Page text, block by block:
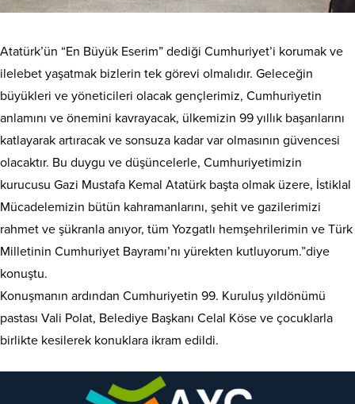
Atatürk’ün “En Büyük Eserim” dediği Cumhuriyet’i korumak ve
ilelebet yaşatmak bizlerin tek görevi olmalıdır. Geleceğin
büyükleri ve yöneticileri olacak gençlerimiz, Cumhuriyetin
anlamını ve önemini kavrayacak, ülkemizin 99 yıllık başarılarını
katlayarak artıracak ve sonsuza kadar var olmasının güvencesi
olacaktır. Bu duygu ve düşüncelerle, Cumhuriyetimizin
kurucusu Gazi Mustafa Kemal Atatürk başta olmak üzere, İstiklal
Mücadelemizin bütün kahramanlarını, şehit ve gazilerimizi
rahmet ve şükranla anıyor, tüm Yozgatlı hemşehrilerimin ve Türk
Milletinin Cumhuriyet Bayramı’nı yürekten kutluyorum.”diye
konuştu.
Konuşmanın ardından Cumhuriyetin 99. Kuruluş yıldönümü
pastası Vali Polat, Belediye Başkanı Celal Köse ve çocuklarla
birlikte kesilerek konuklara ikram edildi.